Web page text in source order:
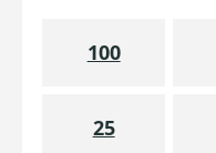
100
25